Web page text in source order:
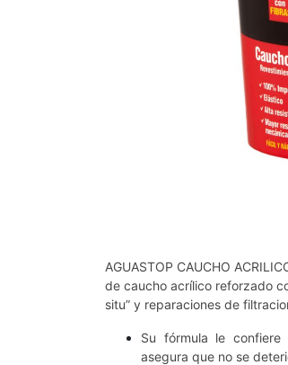
AGUASTOP CAUCHO
de caucho acrílico reforzado
situ” y reparaciones de
Su fórmula le
asegura que no se